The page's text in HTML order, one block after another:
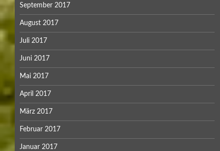
September 2017
August 2017
Juli 2017
Juni 2017
Mai 2017
April 2017
März 2017
Februar 2017
Januar 2017